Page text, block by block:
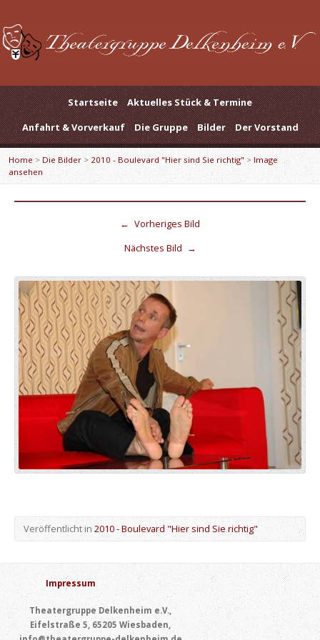
Startseite
Aktuelles Stück & Termine
Anfahrt & Vorverkauf
Die Gruppe Bilder Der Vorstand
Home > Die Bilder> 2010 - Boulevard "Hier sind Sie richtig" > Image
ansehen
← Vorheriges Bild
Nächstes Bild →
Veröffentlicht in2010 - Boulevard "Hier sind Sie richtig"
Impressum
Theatergruppe Delkenheim e.V.,
Eifelstraße 5, 65205 Wiesbaden,